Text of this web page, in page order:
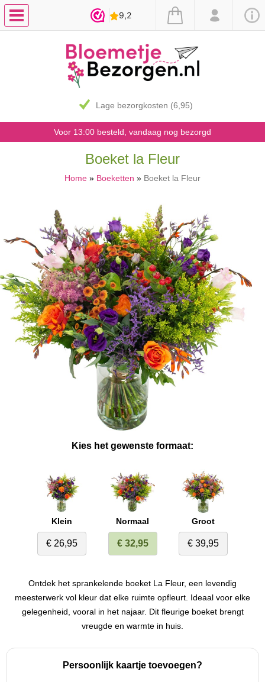
Lage bezorgkosten (6,95)
Voor 13:00 besteld, vandaag nog bezorgd
Boeket la Fleur
Home » Boeketten » Boeket la Fleur
Kies het gewenste formaat:
Klein
€ 26,95
Normaal
€ 32,95
Groot
€ 39,95
Ontdek het sprankelende boeket La Fleur, een levendig
meesterwerk vol kleur dat elke ruimte opfleurt. Ideaal voor elke
gelegenheid, vooral in het najaar. Dit fleurige boeket brengt
vreugde en warmte in huis.
Persoonlijk kaartje toevoegen?